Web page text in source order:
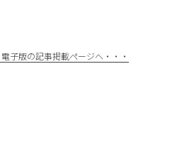
子版の記事掲載ページへ・・・